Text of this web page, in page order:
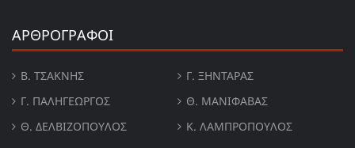
ΑΡΘΡΟΓΡΑΦΟΙ
Β. ΤΣΆΚΝΗΣ
Γ. ΞΗΝΤΆΡΑΣ
Γ. ΠΑΛΗΓΕΏΡΓΟΣ
Θ. ΜΑΝΙΦΑΒΑΣ
Θ. ΔΕΛΒΙΖΌΠΟΥΛΟΣ
Κ. ΛΑΜΠΡΟΠΟΥΛΟΣ